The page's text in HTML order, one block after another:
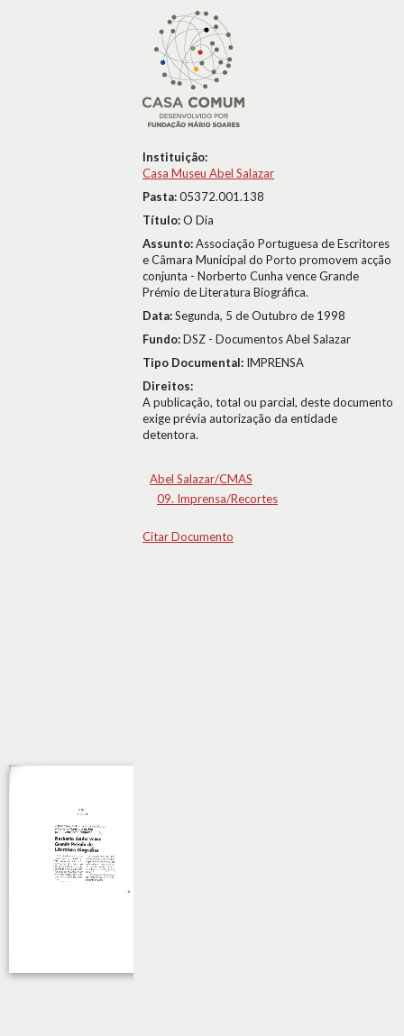
Instituição:
Casa Museu Abel Salazar
Pasta:05372.001.138
Título:O Dia
Assunto:Associação Portuguesa de Escritores
e Câmara Municipal do Porto promovem acção
conjunta - Norberto Cunha vence Grande
Prémio de Literatura Biográfica.
Data:Segunda, 5 de Outubro de 1998
Fundo:DSZ - Documentos Abel Salazar
Tipo Documental: IMPRENSA
Direitos:
A publicação, total ou parcial, deste documento
exige prévia autorização da entidade
detentora.
Abel Salazar/CMAS
09. Imprensa/Recortes
Citar Documento